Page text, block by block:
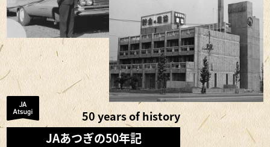
50 years of history
JAあつぎの50年記